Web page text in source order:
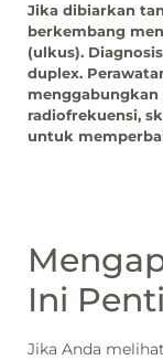
Jika dibiarkan
berkembang
(ulkus).
duplex.
menggabungkan
radiofrekuensi,
untuk
Ini
Jika Anda